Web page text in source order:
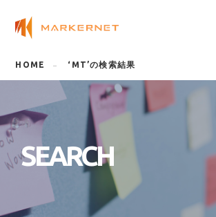
HOME ‘MT’の検索結果
SEARCH